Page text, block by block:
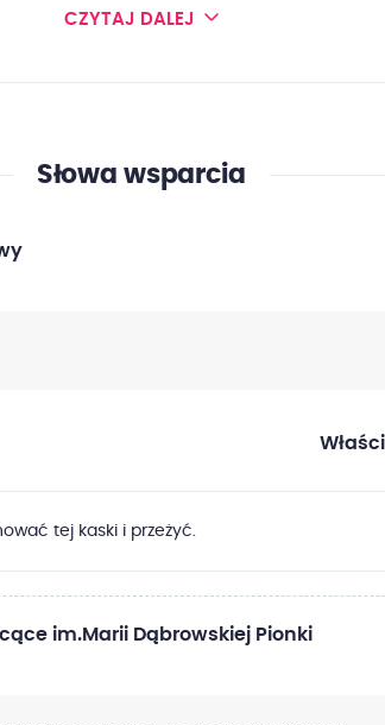
CZYTAJ DALEJ
Słowa wsparcia
tej kaski i przeżyć.
im.Marii Dąbrowskiej Pionki